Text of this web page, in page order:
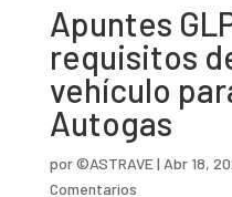
Apuntes
requisitos
vehículo
Autogas
por©ASTRAVE| Abr 18,
Comentarios